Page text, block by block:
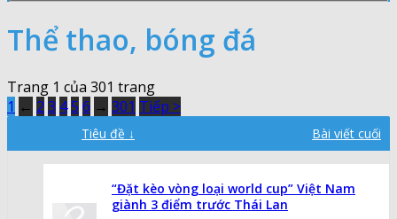
Thể thao, bóng đá
Trang 1 của 301 trang
1 ← 2 3 45 6 → 301 Tiếp >
Tiêu đề ↓ Bài viết cuối
“Đặt kèo vòng loại world cup” Việt Nam
giành 3 điểm trước Thái Lan